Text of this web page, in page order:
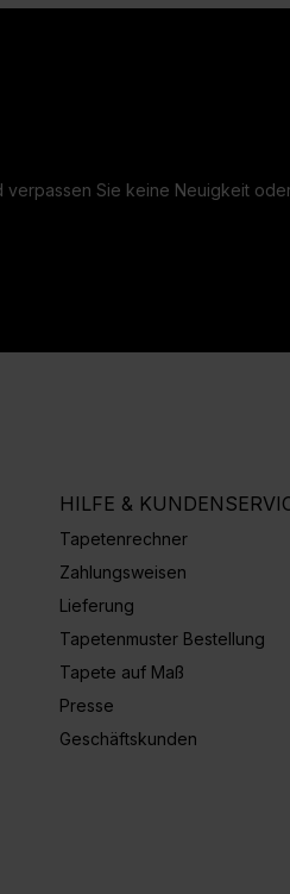
Sie keine Neuigkeit
HILFE &
Tapetenrechner
Zahlungsweisen
Lieferung
Tapetenmuster Bestellung
Tapete auf Maß
Presse
Geschäftskunden